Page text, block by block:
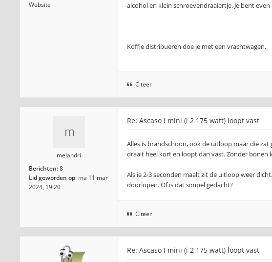
Website
alcohol en klein schroevendraaiertje. Je bent even
Koffie distribueren doe je met een vrachtwagen.
Citeer
melandri
Berichten:8
Lid geworden op: ma 11 mar
2024, 19:20
Re: Ascaso I mini (i 2 175 watt) loopt vast
Alles is brandschoon, ook de uitloop maar die
draait heel kort en loopt dan vast. Zonder bonen
Als ie 2-3 seconden maalt zit de uitloop weer
doorlopen. Of is dat simpel gedacht?
Citeer
Re: Ascaso I mini (i 2 175 watt) loopt vast